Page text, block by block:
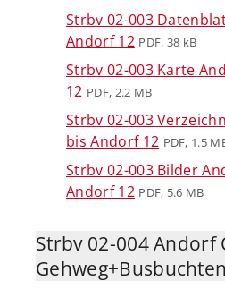
Strbv 02-003
Andorf 12 PDF, 38 kB
Strbv 02-003 Karte
12 PDF, 2.2 MB
Strbv 02-003
bis Andorf 12 PDF, 1.5
Strbv 02-003 Bilder
Andorf 12 PDF, 5.6 MB
Strbv 02-004 Andorf
Gehweg+Busbuchten